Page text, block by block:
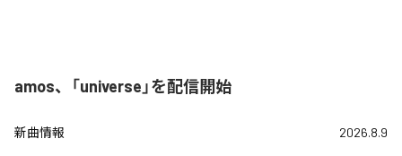
amos、「universe」を配信開始
新曲情報 2026.8.9